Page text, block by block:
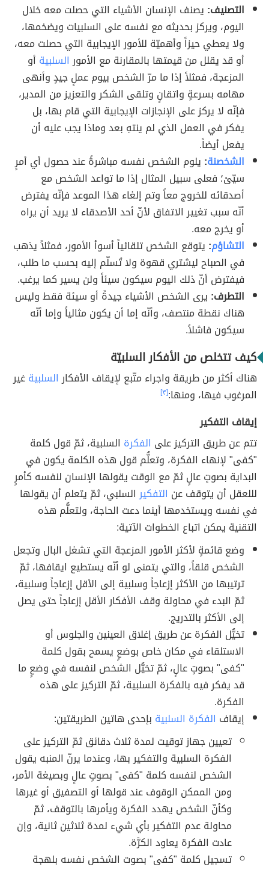
التصنيف: يصنف الإنسان الأشياء التي حصلت معه خلال
اليوم، ويركز بحديثه مع نفسه على السلبيات ويضخمها،
ولا يعطي حيزاً وأهميّة للأمور الإيجابية التي حصلت معه،
أو قد يقلل من قيمتها بالمقارنة مع الأمورالسلبية أو
المزعجة، فمثلاً إذا ما مرّ الشخص بيوم عملٍ جيدٍ وأنهى
مهامه بسرعةٍ واتقانٍ وتلقى الشكر والتعزيز من المدير،
فإنّه لا يركز على الإنجازات الإيجابية التي قام بها، بل
يفكر في العمل الذي لم ينتهِ بعد وماذا يجب عليه أن
يفعل أيضاً.
الشخصنة: يلوم الشخص نفسه مباشرةً عند حصول أي أمرٍ
سيّئ؛ فعلى سبيل المثال إذا ما تواعد الشخص مع
أصدقائه للخروج معاً وتم إلغاء هذا الموعد فإنّه يفترض
أنّه سبب تغيير الاتفاق لأنّ أحد الأصدقاء لا يريد أن يراه
أو يخرج معه.
التشاؤم: يتوقع الشخص تلقائياً أسوأ الأمور، فمثلاً يذهب
في الصباح ليشتري قهوة ولا تُسلّم إليه بحسب ما طلب،
فيفترض أنّ ذلك اليوم سيكون سيئاً ولن يسير كما يرغب.
التطرف: يرى الشخص الأشياء جيدةً أو سيئة فقط وليس
هناك نقطة منتصف، وأنّه إما أن يكون مثالياً وإما أنّه
سيكون فاشلاً.
كيف تتخلص من الأفكار السلبيّة
هناك أكثر من طريقة واجراء متّبع لإيقاف الأفكارالسلبيةغير
المرغوب فيها، ومنها:[٣]
إيقاف التفكير
تتم عن طريق التركيز على الفكرة السلبية، ثمّ قول كلمة
"كفى" لإنهاء الفكرة، وتعلُّم قول هذه الكلمة يكون في
البداية بصوتٍ عالٍ ثمّ مع الوقت يقولها الإنسان لنفسه كأمرٍ
لللعقل أن يتوقف عن التفكيرالسلبي، ثمّ يتعلم أن يقولها
في نفسه ويستخدمها أينما دعت الحاجة، ولتعلُّم هذه
التقنية يمكن اتباع الخطوات الآتية:
وضع قائمةٍ لأكثر الأمور المزعجة التي تشغل البال وتجعل
الشخص قلقاً، والتي يتمنى لو أنّه يستطيع ايقافها، ثمّ
ترتيبها من الأكثر إزعاجاً وسلبية إلى الأقل إزعاجاً وسلبية،
ثمّ البدء في محاولة وقف الأفكار الأقل إزعاجاً حتى يصل
إلى الأكثر بالتدريج.
تخيُّل الفكرة عن طريق إغلاق العينين والجلوس أو
الاستلقاء في مكان خاص بوضعٍ يسمح بقول كلمة
"كفى" بصوتٍ عالٍ، ثمّ تخيُّل الشخص لنفسه في وضعٍ ما
قد يفكر فيه بالفكرة السلبية، ثمّ التركيز على هذه
الفكرة.
إيقاف الفكرة السلبية بإحدى هاتين الطريقتين:
تعيين جهاز توقيت لمدة ثلاث دقائق ثمّ التركيز على
الفكرة السلبية والتفكير بها، وعندما يرنّ المنبه يقول
الشخص لنفسه كلمة "كفى" بصوتٍ عالٍ وبصيغة الأمر،
ومن الممكن الوقوف عند قولها أو التصفيق أو غيرها
وكأنّ الشخص يهدد الفكرة ويأمرها بالتوقف، ثمّ
محاولة عدم التفكير بأي شيء لمدة ثلاثين ثانية، وإن
عادت الفكرة يعاود الكرَّة.
تسجيل كلمة "كفى" بصوت الشخص نفسه بلهجة